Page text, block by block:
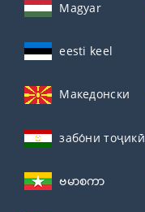
Magyar
eesti keel
Македонски
забо́ни тоҷикӣ́
ဗမာစကာ